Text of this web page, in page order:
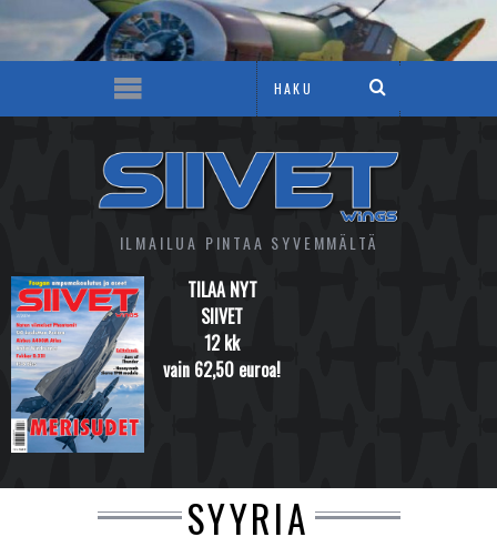
ILMAILUA PINTAA SYVEMMÄLTÄ
TILAA NYT
SIIVET
12 kk
vain 62,50 euroa!
SYYRIA